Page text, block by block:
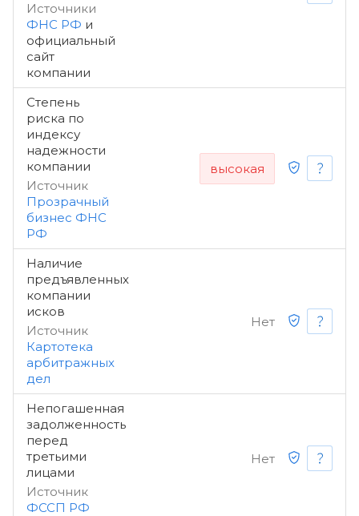
Источники
ФНС РФ и
официальный
сайт
компании
Степень
риска по
индексу
надежности
компании
Источник
Прозрачный
бизнес ФНС
РФ
высокая
Наличие
предъявленных
компании
исков
Источник
Картотека
арбитражных
дел
Нет
Непогашенная
задолженность
перед
третьими
лицами
Источник
ФССП РФ
Нет